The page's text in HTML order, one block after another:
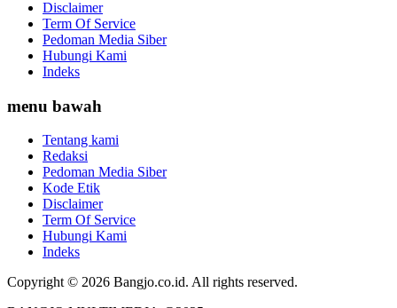
Disclaimer
Term Of Service
Pedoman Media Siber
Hubungi Kami
Indeks
menu bawah
Tentang kami
Redaksi
Pedoman Media Siber
Kode Etik
Disclaimer
Term Of Service
Hubungi Kami
Indeks
Copyright © 2026 Bangjo.co.id. All rights reserved.